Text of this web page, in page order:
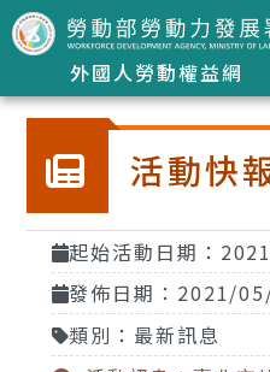
跳到主要內容區塊
外國人勞動權益網
活動快
起始活動日期：
發佈日期：2021/
類別：最新訊息